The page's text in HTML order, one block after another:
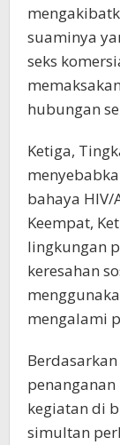
suaminya
seks
hubungan
Ketiga,
bahaya HIV/
Keempat,
lingkungan
keresahan
mengalami
kegiatan di
simultan